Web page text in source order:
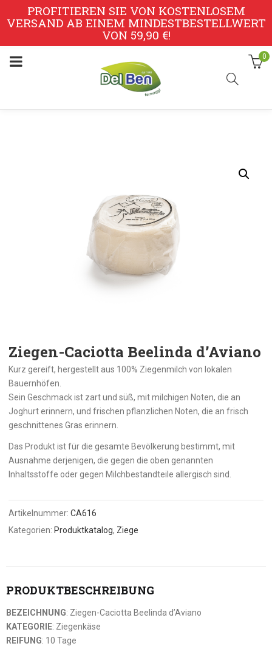
PROFITIEREN SIE VON KOSTENLOSEM
VERSAND AB EINEM MINDESTBESTELLWERT
VON 59,90 €!
0
Ziegen-Caciotta Beelinda d’Aviano
Kurz gereift, hergestellt aus 100% Ziegenmilch von lokalen
Bauernhöfen.
Sein Geschmack ist zart und süß, mit milchigen Noten, die an
Joghurt erinnern, und frischen pflanzlichen Noten, die an frisch
geschnittenes Gras erinnern.
Das Produkt ist für die gesamte Bevölkerung bestimmt, mit
Ausnahme derjenigen, die gegen die oben genannten
Inhaltsstoffe oder gegen Milchbestandteile allergisch sind.
Artikelnummer:CA616
Kategorien: Produktkatalog, Ziege
PRODUKTBESCHREIBUNG
BEZEICHNUNG: Ziegen-Caciotta Beelinda d’Aviano
KATEGORIE: Ziegenkäse
REIFUNG: 10 Tage